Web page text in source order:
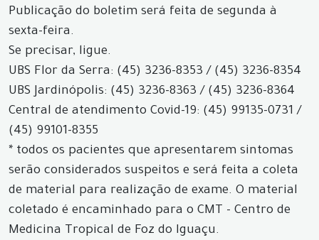
Publicação do boletim será feita de segunda à
sexta-feira.
Se precisar, ligue.
UBS Flor da Serra: (45) 3236-8353 / (45) 3236-8354
UBS Jardinópolis: (45) 3236-8363 / (45) 3236-8364
Central de atendimento Covid-19: (45) 99135-0731 /
(45) 99101-8355
* todos os pacientes que apresentarem sintomas
serão considerados suspeitos e será feita a coleta
de material para realização de exame. O material
coletado é encaminhado para o CMT - Centro de
Medicina Tropical de Foz do Iguaçu.